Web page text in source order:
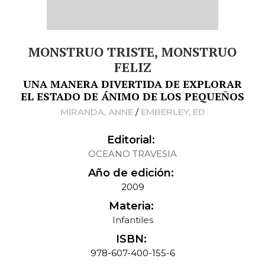
MONSTRUO TRISTE, MONSTRUO
FELIZ
UNA MANERA DIVERTIDA DE EXPLORAR
EL ESTADO DE ÁNIMO DE LOS PEQUEÑOS
MIRANDA, ANNE/ EMBERLEY, ED
Editorial:
OCEANO TRAVESIA
Año de edición:
2009
Materia:
Infantiles
ISBN:
978-607-400-155-6